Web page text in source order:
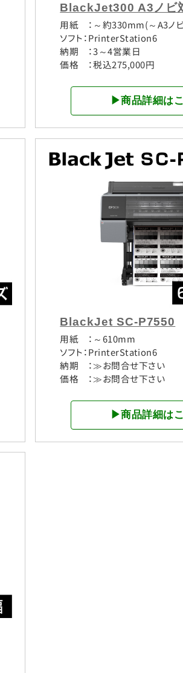
BlackJet300 A3ノビ
用紙 ：～約330mm(～A3ノ
ソフト：PrinterStation6
納期 ：3～4営業日
価格 ：税込275,000円
▶商品詳細は
BlackJet SC-P7550
用紙 ：～610mm
ソフト：PrinterStation6
納期 ：≫お問合せ下さい
価格 ：≫お問合せ下さい
▶商品詳細は